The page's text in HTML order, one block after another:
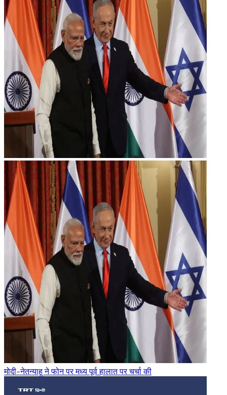
मोदी-नेतन्याहू ने फोन पर मध्य पूर्व हालात पर चर्चा की